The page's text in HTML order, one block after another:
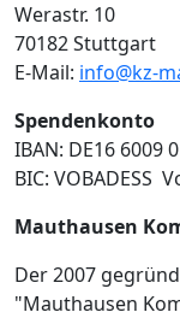
Werastr. 10
70182 Stuttgart
E-Mail: info@kz-
Spendenkonto
IBAN: DE16 6009
BIC: VOBADESS
Mauthausen
Der 2007
"Mauthausen